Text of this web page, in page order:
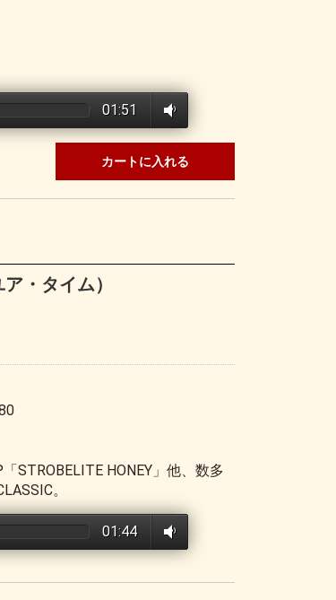
01:51
カートに入れる
・タイム）
STROBELITE HONEY」他、数多
。
01:44